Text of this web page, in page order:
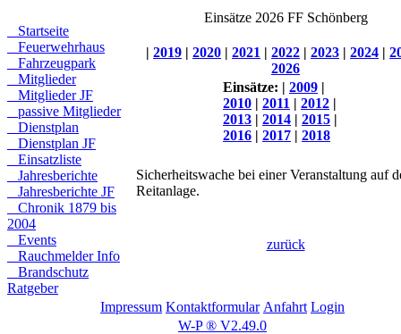
Startseite
Feuerwehrhaus
Fahrzeugpark
Mitglieder
Mitglieder JF
passive Mitglieder
Dienstplan
Dienstplan JF
Einsatzliste
Jahresberichte
Jahresberichte JF
Chronik 1879 bis
2004
Events
Rauchmelder Info
Brandschutz
Ratgeber
Einsätze 2026 FF Schönberg
| 2019 | 2020 | 2021 | 2022 | 2023 | 2024 |
2026
Einsätze: | 2009 |
2010 | 2011 | 2012 |
2013 | 2014 | 2015 |
2016 | 2017 | 2018
Sicherheitswache bei einer Veranstaltung auf
Reitanlage.
zurück
Impressum Kontaktformular Anfahrt Login
W-P ® V2.49.0